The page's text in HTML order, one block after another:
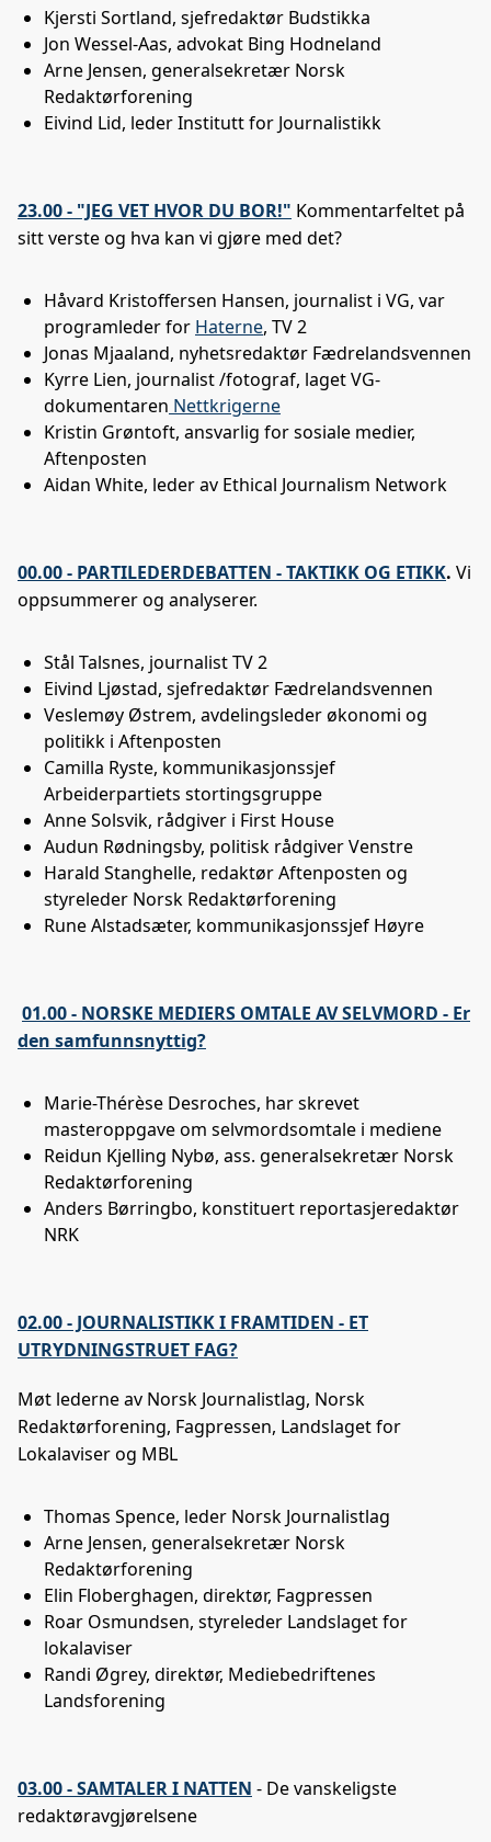
Kjersti Sortland, sjefredaktør Budstikka
Jon Wessel-Aas, advokat Bing Hodneland
Arne Jensen, generalsekretær Norsk
Redaktørforening
Eivind Lid, leder Institutt for Journalistikk
23.00 - "JEG VET HVOR DU BOR!" Kommentarfeltet på
sitt verste og hva kan vi gjøre med det?
Håvard Kristoffersen Hansen, journalist i VG, var
programleder for Haterne, TV 2
Jonas Mjaaland, nyhetsredaktør Fædrelandsvennen
Kyrre Lien, journalist /fotograf, laget VG-
dokumentaren Nettkrigerne
Kristin Grøntoft, ansvarlig for sosiale medier,
Aftenposten
Aidan White, leder av Ethical Journalism Network
00.00 - PARTILEDERDEBATTEN - TAKTIKK OG ETIKK. Vi
oppsummerer og analyserer.
Stål Talsnes, journalist TV 2
Eivind Ljøstad, sjefredaktør Fædrelandsvennen
Veslemøy Østrem, avdelingsleder økonomi og
politikk i Aftenposten
Camilla Ryste, kommunikasjonssjef
Arbeiderpartiets stortingsgruppe
Anne Solsvik, rådgiver i First House
Audun Rødningsby, politisk rådgiver Venstre
Harald Stanghelle, redaktør Aftenposten og
styreleder Norsk Redaktørforening
Rune Alstadsæter, kommunikasjonssjef Høyre
01.00 - NORSKE MEDIERS OMTALE AV SELVMORD - Er
den samfunnsnyttig?
Marie-Thérèse Desroches, har skrevet
masteroppgave om selvmordsomtale i mediene
Reidun Kjelling Nybø, ass. generalsekretær Norsk
Redaktørforening
Anders Børringbo, konstituert reportasjeredaktør
NRK
02.00 - JOURNALISTIKK I FRAMTIDEN - ET
UTRYDNINGSTRUET FAG?
Møt lederne av Norsk Journalistlag, Norsk
Redaktørforening, Fagpressen, Landslaget for
Lokalaviser og MBL
Thomas Spence, leder Norsk Journalistlag
Arne Jensen, generalsekretær Norsk
Redaktørforening
Elin Floberghagen, direktør, Fagpressen
Roar Osmundsen, styreleder Landslaget for
lokalaviser
Randi Øgrey, direktør, Mediebedriftenes
Landsforening
03.00 - SAMTALER I NATTEN - De vanskeligste
redaktøravgjørelsene